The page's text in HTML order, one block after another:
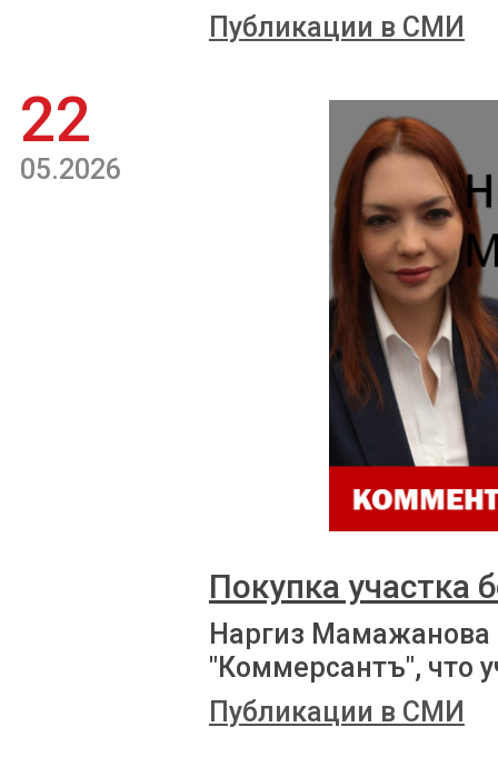
Публикации в СМИ
22
05.2026
Покупка участка
Наргиз Мамажанова
"Коммерсантъ", что
Публикации в СМИ